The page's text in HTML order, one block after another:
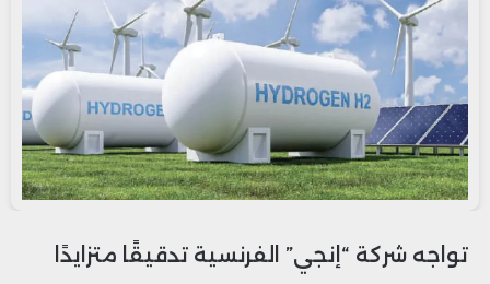
تواجه شركة “إنجي” الفرنسية تدقيقًا متزايدًا